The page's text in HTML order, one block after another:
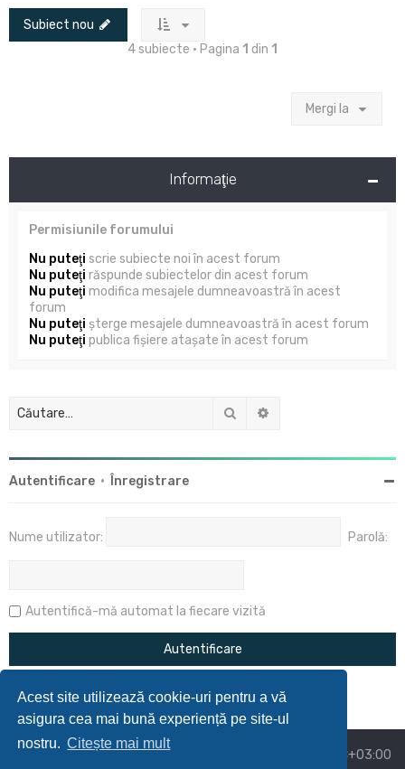
Acest site utilizează cookie-uri pentru a vă
asigura cea mai bună experiență pe site-ul
nostru. Citește mai mult
Subiect nou
4 subiecte • Pagina 1 din 1
Mergi la
Informaţie
Permisiunile forumului
Nu puteţi scrie subiecte noi în acest forum
Nu puteţi răspunde subiectelor din acest forum
Nu puteţi modifica mesajele dumneavoastră în acest
forum
Nu puteţi şterge mesajele dumneavoastră în acest forum
Nu puteţi publica fişiere ataşate în acest forum
Căutare
Autentificare • Înregistrare
Nume utilizator: Parolă:
Autentifică-mă automat la fiecare vizită
Prima pagină UTC+03:00